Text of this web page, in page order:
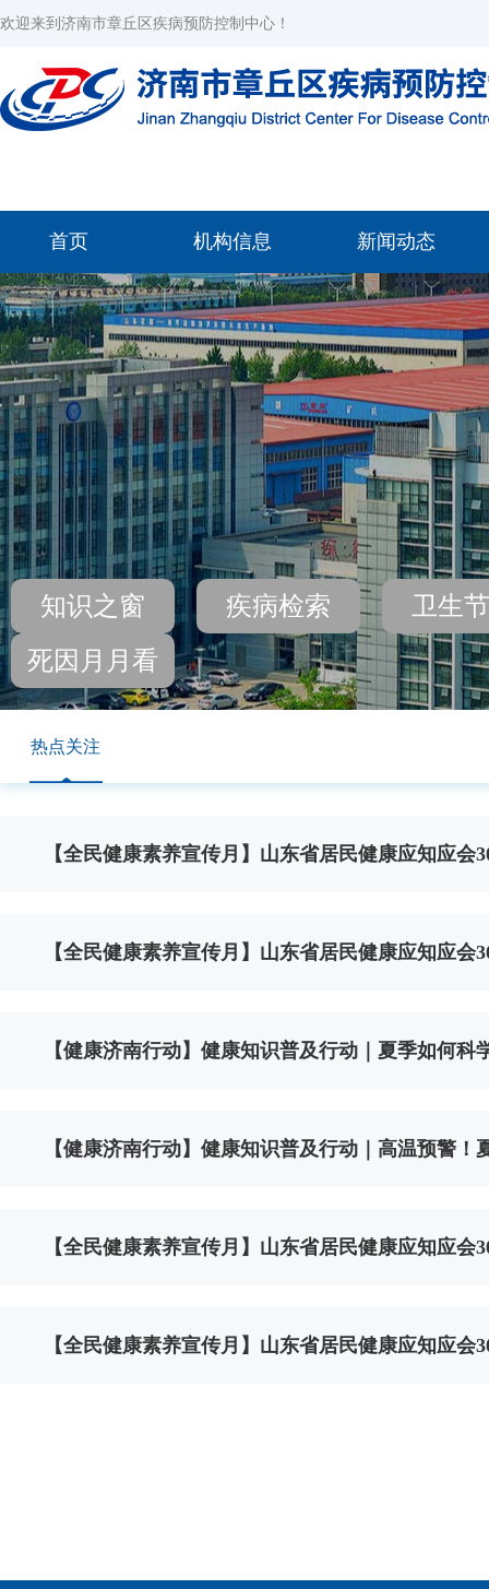
欢迎来到济南市章丘区疾病预防控制中心！
首页 机构信息 新闻动态
知识之窗 疾病检索
卫生
死因月月看
热点关注
【全民健康素养宣传月】山东省居民健康应知应会
【全民健康素养宣传月】山东省居民健康应知应会
【健康济南行动】健康知识普及行动｜夏季如何科
【健康济南行动】健康知识普及行动｜高温预警
【全民健康素养宣传月】山东省居民健康应知应会
【全民健康素养宣传月】山东省居民健康应知应会